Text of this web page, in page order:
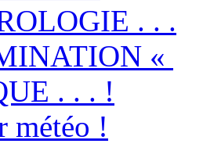
. . .
«
. . . !
météo !